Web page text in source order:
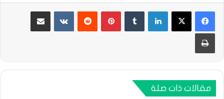
لينكدإن بينتيريست مشاركة عبر البريد
طباعة
مقالات ذات صلة